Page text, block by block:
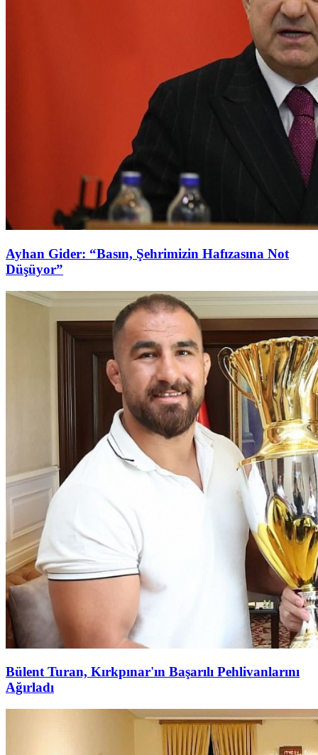
Ayhan Gider: “Basın, Şehrimizin Hafızasına Not
Düşüyor”
Bülent Turan, Kırkpınar'ın Başarılı Pehlivanlarını
Ağırladı